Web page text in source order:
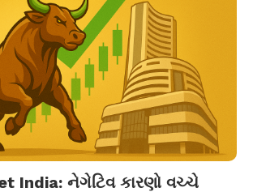
India: નેગેટિવ કારણો વચ્ચે